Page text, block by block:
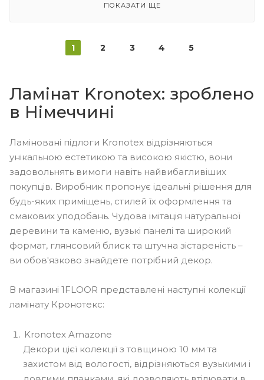
ПОКАЗАТИ ЩЕ
1 2 3 4 5
Ламінат Kronotex: зроблено
в Німеччині
Ламіновані підлоги Kronotex відрізняються
унікальною естетикою та високою якістю, вони
задовольнять вимоги навіть найвибагливіших
покупців. Виробник пропонує ідеальні рішення для
будь-яких приміщень, стилей їх оформлення та
смакових уподобань. Чудова імітація натуральної
деревини та каменю, вузькі панелі та широкий
формат, глянсовий блиск та штучна зістареність –
ви обов'язково знайдете потрібний декор.
В магазині 1FLOOR представлені наступні колекції
ламінату Кронотекс:
Kronotex Amazone
Декори цієї колекції з товщиною 10 мм та
захистом від вологості, відрізняються вузькими і